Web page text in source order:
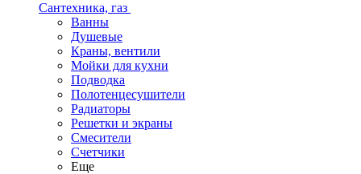
Сантехника, газ
Ванны
Душевые
Краны, вентили
Мойки для кухни
Подводка
Полотенцесушители
Радиаторы
Решетки и экраны
Смесители
Счетчики
Еще